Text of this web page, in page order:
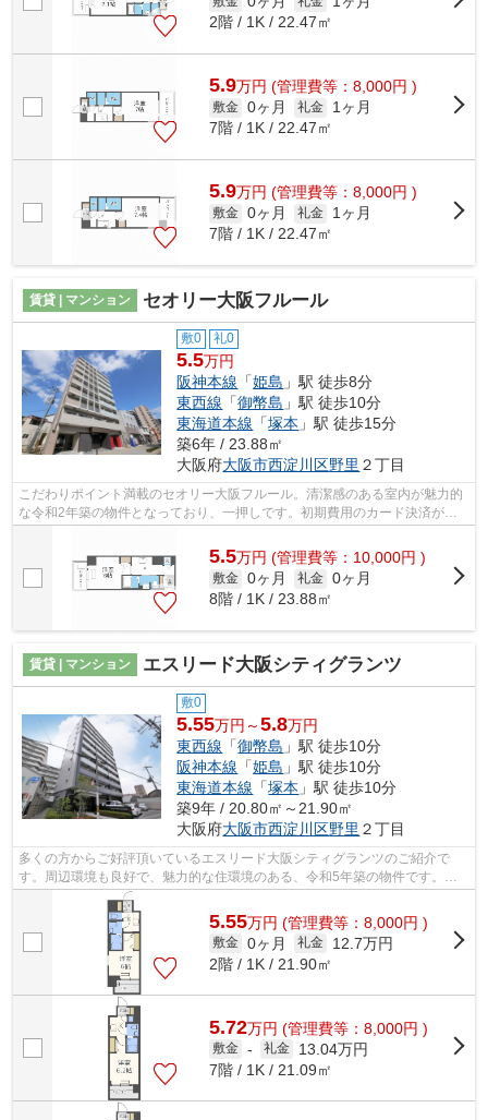
2階 / 1K / 22.47㎡
5.9万円 (管理費等：8,000円 )
敷金 0ヶ月 礼金
1ヶ月
7階 / 1K / 22.47㎡
5.9万円 (管理費等：8,000円 )
敷金 0ヶ月 礼金
1ヶ月
7階 / 1K / 22.47㎡
賃貸 | マンション セオリー大阪フルール
敷0 礼0
5.5万円
阪神本線 「姫島 」駅 徒歩8分
東西線 「御幣島 」駅 徒歩10分
東海道本線 「塚本 」駅 徒歩15分
築6年 / 23.88㎡
大阪府大阪市西淀川区野里 ２丁目
こだわりポイント満載のセオリー大阪フルール。清潔感のある室内が魅力的
な令和2年築の物件となっており、一押しです。初期費用のカード決済がで
きます。駅から徒歩8分の位置にある物...
5.5万円 (管理費等：10,000円 )
敷金 0ヶ月 礼金 0ヶ月
8階 / 1K / 23.88㎡
賃貸 | マンション エスリード大阪シティグランツ
敷0
5.55万円～5.8万円
東西線 「御幣島 」駅 徒歩10分
阪神本線 「姫島 」駅 徒歩10分
東海道本線 「塚本 」駅 徒歩10分
築9年 / 20.80㎡～21.90㎡
大阪府大阪市西淀川区野里 ２丁目
多くの方からご好評頂いているエスリード大阪シティグランツのご紹介で
す。周辺環境も良好で、魅力的な住環境のある、令和5年築の物件です。共
用部にはエレベータ・敷地内ごみ置き場な...
5.55万円 (管理費等：8,000円 )
敷金 0ヶ月 礼金
12.7万円
2階 / 1K / 21.90㎡
5.72万円 (管理費等：8,000円 )
敷金 - 礼金
13.04万円
7階 / 1K / 21.09㎡